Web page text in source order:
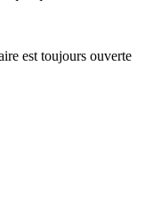
est toujours ouverte